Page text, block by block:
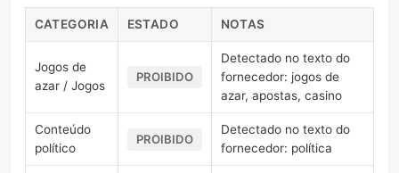
CATEGORIA ESTADO NOTAS
Jogos de
azar / Jogos
PROIBIDO
Detectado no texto do
fornecedor: jogos de
azar, apostas, casino
Conteúdo
político
PROIBIDO
Detectado no texto do
fornecedor: política